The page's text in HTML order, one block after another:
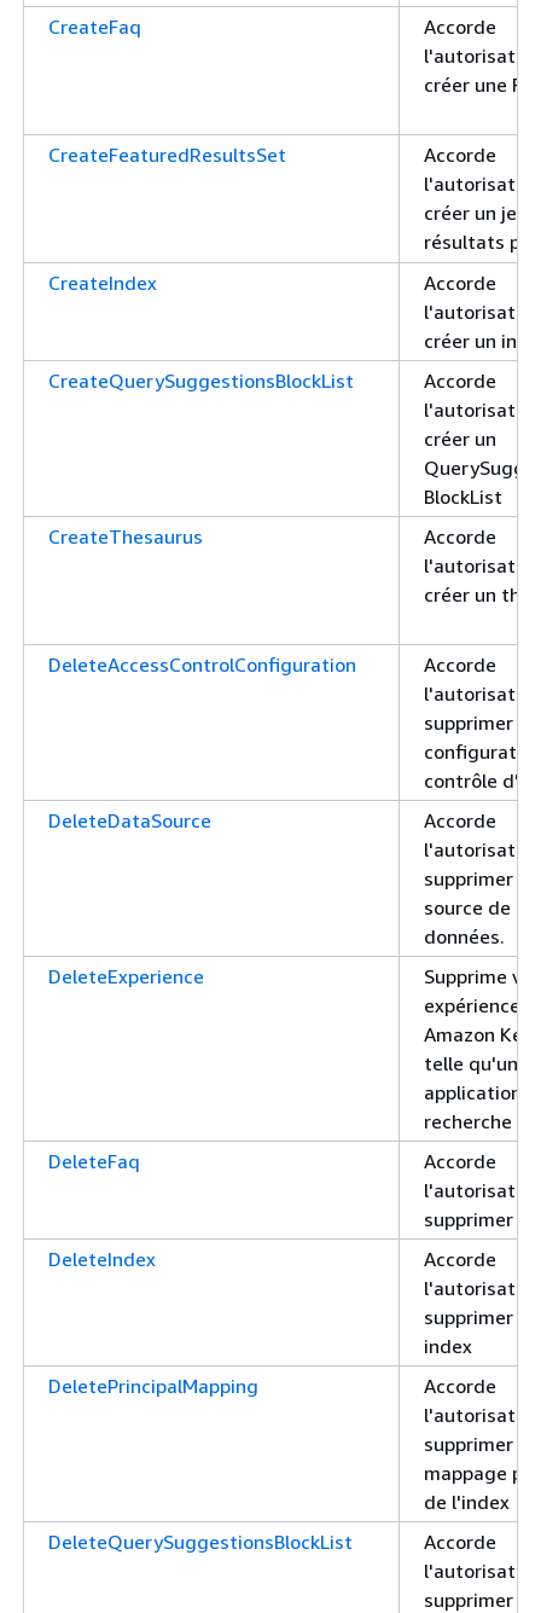
CreateFaq
Accorde
créer une
CreateFeaturedResultsSet
Accorde
créer un jeu
résultats
CreateIndex
Accorde
créer un
CreateQuerySuggestionsBlockList
Accorde
créer un
BlockList
CreateThesaurus
Accorde
créer un
DeleteAccessControlConfiguration
Accorde
supprimer
contrôle
DeleteDataSource
Accorde
supprimer
source de
données.
DeleteExperience
Supprime
expérience
Amazon
telle qu'une
application
recherche
DeleteFaq
Accorde
supprimer
DeleteIndex
Accorde
supprimer un
index
DeletePrincipalMapping
Accorde
supprimer le
mappage
de l'index
DeleteQuerySuggestionsBlockList
Accorde
supprimer un